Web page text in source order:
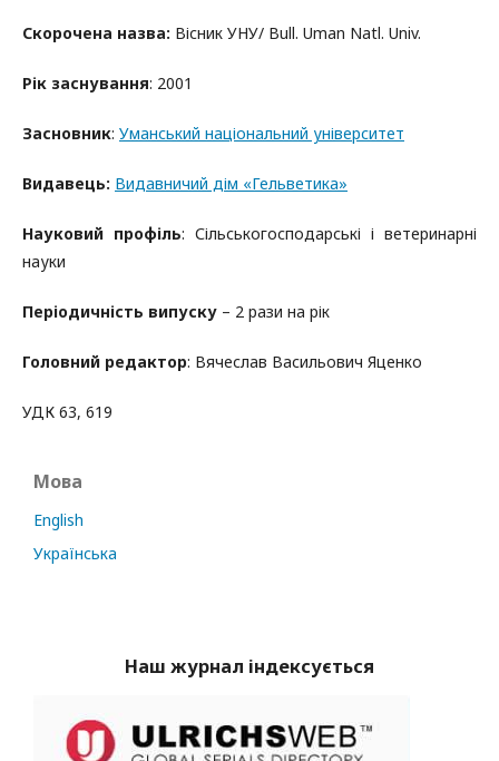
Скорочена назва: Вісник УНУ/ Bull. Uman Natl. Univ.
Рік заснування: 2001
Засновник: Уманський національний університет
Видавець: Видавничий дім «Гельветика»
Науковий профіль: Сільськогосподарські і ветеринарні
науки
Періодичність випуску – 2 рази на рік
Головний редактор: Вячеслав Васильович Яценко
УДК 63, 619
Мова
English
Українська
Наш журнал індексується